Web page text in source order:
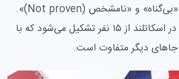
وجود دارد: «گناهکار»، «بی‌گناه» و «نامشخص (Not proven)».
همچنین هیئت منصفه در اسکاتلند از ۱۵ نفر تشکیل می‌شود که با